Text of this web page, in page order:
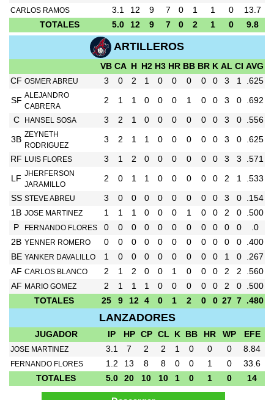
CARLOS RAMOS 3.1 12 9 7 0 1 1 0
13.7
TOTALES
5.0 12 9 7 0 2 1 0 9.8
ARTILLEROS
VB CA H H2 H3 HR BB BR K AL CI AVG
CF OSMER ABREU 3 0 2 1 0 0 0 0 0 3 1 .625
SF
ALEJANDRO
CABRERA
2 1 1 0 0 0 1 0 0 3 0 .692
C HANSEL SOSA 3 2 1 0 0 0 0 0 0 3 0 .556
3B
ZEYNETH
RODRIGUEZ
3 2 1 1 0 0 0 0 0 3 0 .625
RF LUIS FLORES 3 1 2 0 0 0 0 0 0 3 3 .571
LF
JHERFERSON
JARAMILLO
2 0 1 1 0 0 0 0 0 2 1 .533
SS STEVE ABREU 3 0 0 0 0 0 0 0 0 3 0
.154
1B JOSE MARTINEZ 1 1 1 0 0 0 1 0 0 2 0
.500
P
FERNANDO FLORES 0 0 0 0 0 0 0 0 0 0 0
.0
2B YENNER ROMERO 0 0 0 0 0 0 0 0 0 0 0
.400
BE YANKER DAVALILLO 1 0 0 0 0 0 0 0 0 1 0
.267
AF CARLOS BLANCO 2 1 2 0 0 1 0 0 0 2 2
.560
AF MARIO GOMEZ 2 1 1 1 0 0 0 0 0 2 0
.500
TOTALES
25 9 12 4 0 1 2 0 0 27 7 .480
LANZADORES
JUGADOR IP HP CP CL K BB HR WP EFE
JOSE MARTINEZ 3.1 7 2 2 1 0 0 0 8.84
FERNANDO FLORES 1.2 13 8 8 0 0 1 0
33.6
TOTALES
5.0 20 10 10 1 0 1 0 14